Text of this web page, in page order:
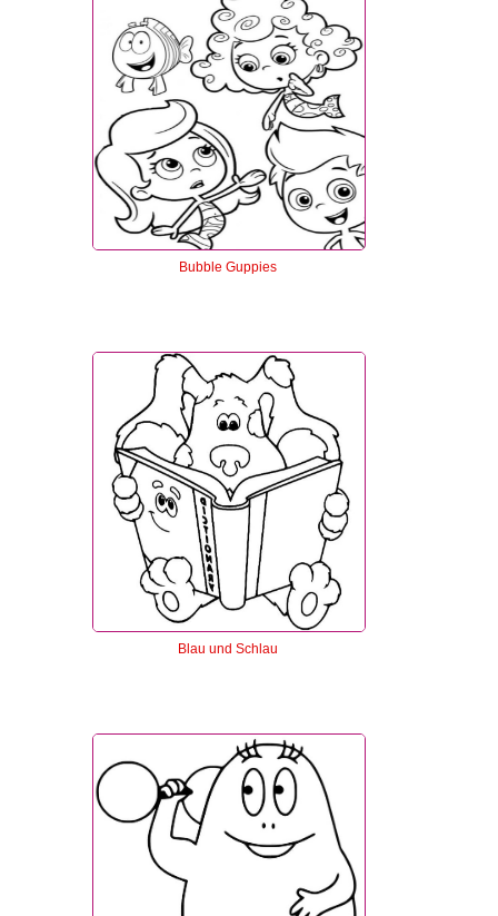
Bubble Guppies
Blau und Schlau